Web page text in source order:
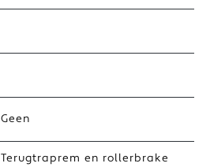
Geen
Terugtraprem en rollerbrake